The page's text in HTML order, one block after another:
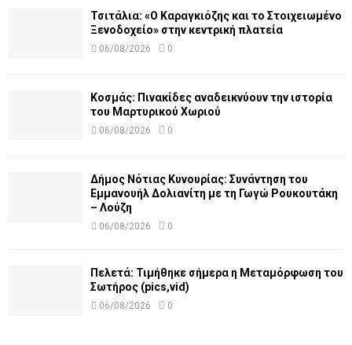
Τσιτάλια: «Ο Καραγκιόζης και το Στοιχειωμένο
Ξενοδοχείο» στην κεντρική πλατεία
06/08/2026 0
Κοσμάς: Πινακίδες αναδεικνύουν την ιστορία
του Μαρτυρικού Χωριού
06/08/2026 0
Δήμος Νότιας Κυνουρίας: Συνάντηση του
Εμμανουήλ Δολιανίτη με τη Γωγώ Ρουκουτάκη
– Λούζη
06/08/2026 0
Πελετά: Τιμήθηκε σήμερα η Μεταμόρφωση του
Σωτήρος (pics,vid)
06/08/2026 0